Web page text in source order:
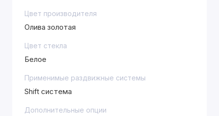
Цвет производителя
Олива золотая
Цвет стекла
Белое
Применимые раздвижные системы
Shift система
Дополнительные опции